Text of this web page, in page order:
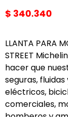
$ 340.340
LLANTA PARA
STREET
hacer que
seguras,
eléctricos,
comerciales,